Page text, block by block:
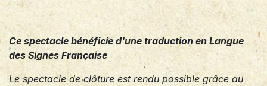
Ce spectacle bénéficie d'une traduction en Langue
des Signes Française
Le spectacle de clôture est rendu possible grâce au